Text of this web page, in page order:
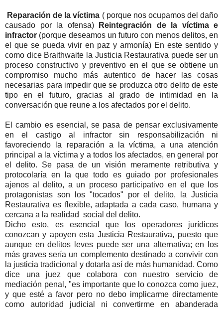
Reparación de la víctima ( porque nos ocupamos del daño
causado por la ofensa)
Reintegración de la víctima e
infractor (porque deseamos un futuro con menos delitos, en
el que se pueda vivir en paz y armonía) En este sentido y
como dice Braithwaite la Justicia Restaurativa puede ser un
proceso constructivo y preventivo en el que se obtiene un
compromiso mucho más autentico de hacer las cosas
necesarias para impedir que se produzca otro delito de este
tipo en el futuro, gracias al grado de intimidad en la
conversación que reune a los afectados por el delito.
El cambio es esencial, se pasa de pensar exclusivamente
en el castigo al infractor sin responsabilización ni
favoreciendo la reparación a la víctima, a una atención
principal a la víctima y a todos los afectados, en general por
el delito. Se pasa de un visión meramente retributiva y
protocolaría en la que todo es guiado por profesionales
ajenos al delito, a un proceso participativo en el que los
protagonistas son los "tocados" por el delito, la Justicia
Restaurativa es flexible, adaptada a cada caso, humana y
cercana a la realidad social del delito.
Dicho esto, es esencial que los operadores jurídicos
conozcan y apoyen esta Justicia Restaurativa, puesto que
aunque en delitos leves puede ser una alternativa; en los
más graves sería un complemento destinado a convivir con
la justicia tradicional y dotarla así de más humanidad. Como
dice una juez que colabora con nuestro servicio de
mediación penal, "es importante que lo conozca como juez,
y que esté a favor pero no debo implicarme directamente
como autoridad judicial ni convertirme en abanderada